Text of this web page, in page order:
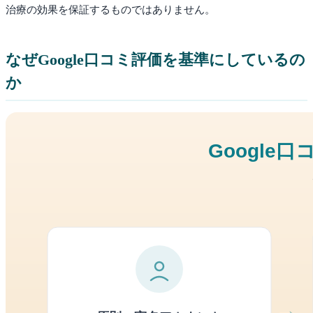
治療の効果を保証するものではありません。
なぜGoogle口コミ評価を基準にしているの
か